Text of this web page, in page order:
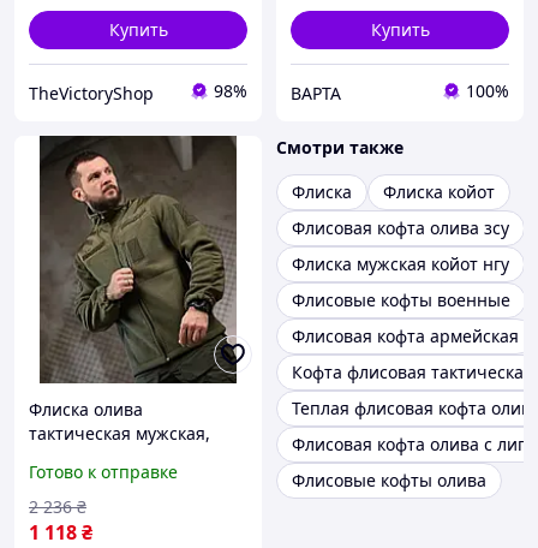
Купить
TheVictoryShop 98%
Купить
ВАРТА 100%
Флиска олива
тактическая мужская,
ЗСУ, теплая флиска хаки
на молнии L Cv4ed
Готово к отправке
1 118₴
2 236 ₴
Смотри также
Флиска
Флиска койот
Флисовая кофта олива зсу
Флиска мужская койот нгу
Флисовые кофты военные
Флисовая кофта армейская
Кофта флисовая тактическая
Теплая флисовая кофта
Флисовая кофта олива с
Флисовые кофты олива